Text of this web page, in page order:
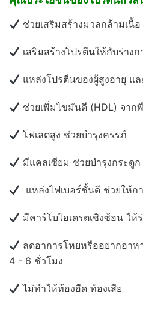
ช่วยเสริมสร้างมวลกล้ามเนื้อ
เสริมสร้างโปรตีนให้กับร่างก
แหล่งโปรตีนของผู้สูงอายุ แ
ช่วยเพิ่มไขมันดี (HDL) จาก
โฟเลตสูง ช่วยบำรุงครรภ์
มีแคลเซียม ช่วยบำรุงกระดูก
แหล่งไฟเบอร์ชั้นดี ช่วยให้ก
มีคาร์โบไฮเดรตเชิงซ้อน ให้
ลดอาการโหยหรืออยากอา
4 - 6 ชั่วโมง
ไม่ทำให้ท้องอืด ท้องเสีย